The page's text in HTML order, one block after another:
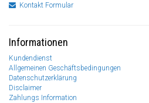
Kontakt Formular
Informationen
Kundendienst
Allgemeinen Geschäftsbedingungen
Datenschutzerklärung
Disclaimer
Zahlungs Information